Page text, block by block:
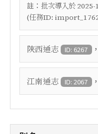
註： 批次導入於
(任務ID:
陝西通志 ID: 6267
江南通志 ID: 2067